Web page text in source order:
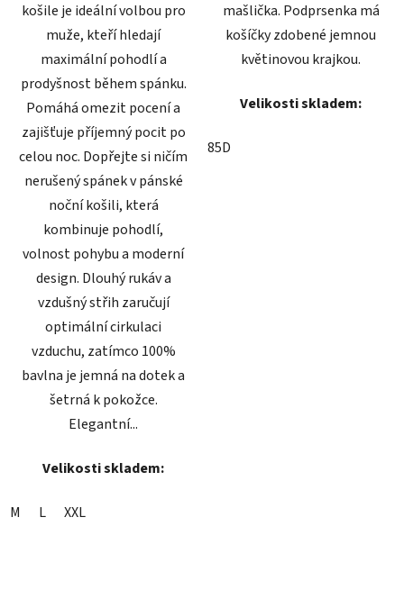
košile je ideální volbou pro
muže, kteří hledají
maximální pohodlí a
prodyšnost během spánku.
Pomáhá omezit pocení a
zajišťuje příjemný pocit po
celou noc. Dopřejte si ničím
nerušený spánek v pánské
noční košili, která
kombinuje pohodlí,
volnost pohybu a moderní
design. Dlouhý rukáv a
vzdušný střih zaručují
optimální cirkulaci
vzduchu, zatímco 100%
bavlna je jemná na dotek a
šetrná k pokožce.
Elegantní...
Velikosti skladem:
M L XXL
mašlička. Podprsenka má
košíčky zdobené jemnou
květinovou krajkou.
Velikosti skladem:
85D